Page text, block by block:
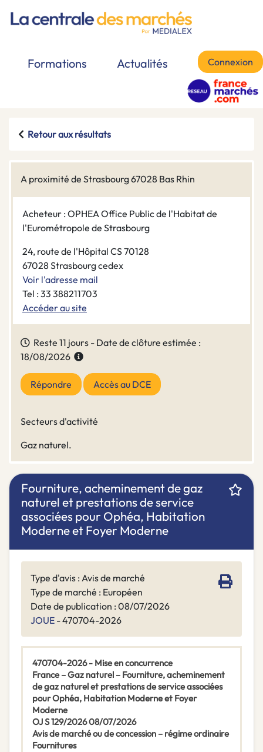
Formations Actualités Connexion
Retour aux résultats
A proximité de Strasbourg 67028 Bas Rhin
Acheteur : OPHEA Office Public de l'Habitat de
l'Eurométropole de Strasbourg
24, route de l'Hôpital CS 70128
67028 Strasbourg cedex
Voir l'adresse mail
Tel : 33 388211703
Accéder au site
Reste 11 jours - Date de clôture estimée :
18/08/2026
Répondre Accès au DCE
Secteurs d'activité
Gaz naturel.
Fourniture, acheminement de gaz
naturel et prestations de service
associées pour Ophéa, Habitation
Moderne et Foyer Moderne
Type d'avis : Avis de marché
Type de marché : Européen
Date de publication : 08/07/2026
JOUE - 470704-2026
470704-2026 - Mise en concurrence
France – Gaz naturel – Fourniture, acheminement
de gaz naturel et prestations de service associées
pour Ophéa, Habitation Moderne et Foyer
Moderne
OJ S 129/2026 08/07/2026
Avis de marché ou de concession – régime ordinaire
Fournitures